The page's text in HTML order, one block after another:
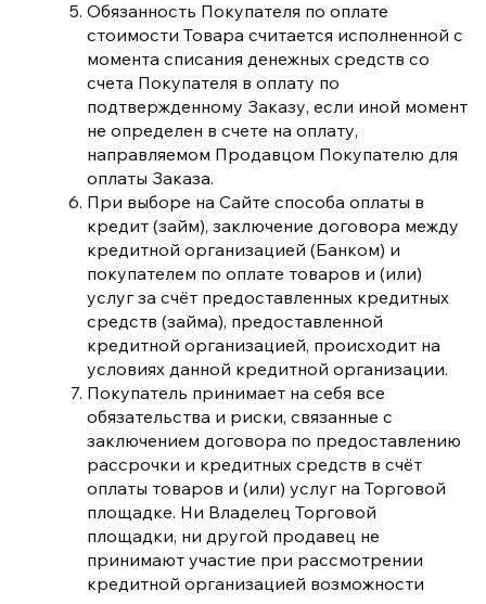
Обязанность Покупателя по оплате
стоимости Товара считается исполненной с
момента списания денежных средств со
счета Покупателя в оплату по
подтвержденному Заказу, если иной момент
не определен в счете на оплату,
направляемом Продавцом Покупателю для
оплаты Заказа.
При выборе на Сайте способа оплаты в
кредит (займ), заключение договора между
кредитной организацией (Банком) и
покупателем по оплате товаров и (или)
услуг за счёт предоставленных кредитных
средств (займа), предоставленной
кредитной организацией, происходит на
условиях данной кредитной организации.
Покупатель принимает на себя все
обязательства и риски, связанные с
заключением договора по предоставлению
рассрочки и кредитных средств в счёт
оплаты товаров и (или) услуг на Торговой
площадке. Ни Владелец Торговой
площадки, ни другой продавец не
принимают участие при рассмотрении
кредитной организацией возможности